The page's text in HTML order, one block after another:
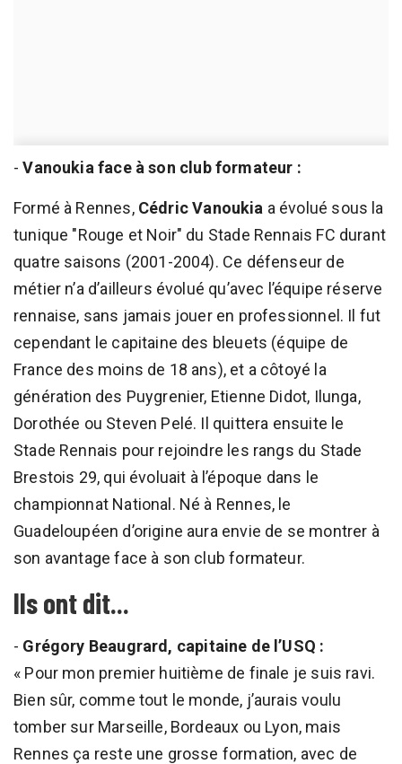
-Vanoukia face à son club formateur :
Formé à Rennes, Cédric Vanoukia a évolué sous la
tunique "Rouge et Noir" du Stade Rennais FC durant
quatre saisons (2001-2004). Ce défenseur de
métier n’a d’ailleurs évolué qu’avec l’équipe réserve
rennaise, sans jamais jouer en professionnel. Il fut
cependant le capitaine des bleuets (équipe de
France des moins de 18 ans), et a côtoyé la
génération des Puygrenier, Etienne Didot, Ilunga,
Dorothée ou Steven Pelé. Il quittera ensuite le
Stade Rennais pour rejoindre les rangs du Stade
Brestois 29, qui évoluait à l’époque dans le
championnat National. Né à Rennes, le
Guadeloupéen d’origine aura envie de se montrer à
son avantage face à son club formateur.
Ils ont dit...
- Grégory Beaugrard, capitaine de l’USQ :
« Pour mon premier huitième de finale je suis ravi.
Bien sûr, comme tout le monde, j’aurais voulu
tomber sur Marseille, Bordeaux ou Lyon, mais
Rennes ça reste une grosse formation, avec de